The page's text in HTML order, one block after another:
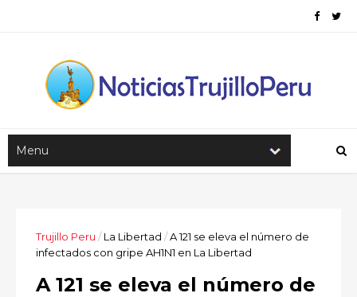
Trujillo Peru / La Libertad /A 121 se eleva el número de
infectados con gripe AH1N1 en La Libertad
A 121 se eleva el número de